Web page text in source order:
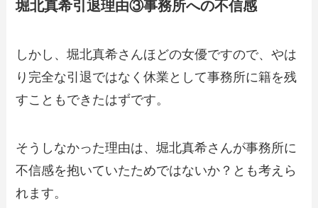
堀北真希引退理由③事務所への不信感
しかし、堀北真希さんほどの女優ですので、やは
り完全な引退ではなく休業として事務所に籍を残
すこともできたはずです。
そうしなかった理由は、堀北真希さんが事務所に
不信感を抱いていたためではないか？とも考えら
れます。